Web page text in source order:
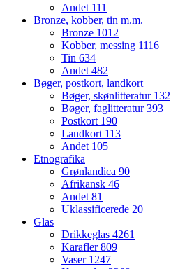
Andet 111
Bronze, kobber, tin m.m.
Bronze 1012
Kobber, messing 1116
Tin 634
Andet482
Bøger, postkort, landkort
Bøger, skønlitteratur 132
Bøger, faglitteratur393
Postkort 190
Landkort 113
Andet 105
Etnografika
Grønlandica 90
Afrikansk 46
Andet81
Uklassificerede 20
Glas
Drikkeglas 4261
Karafler809
Vaser 1247